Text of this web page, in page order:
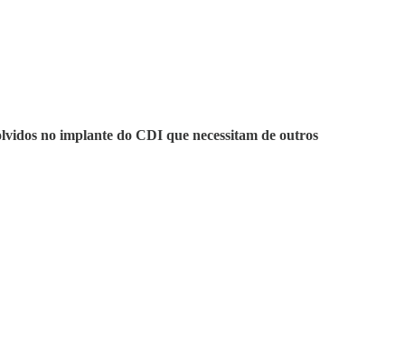
no implante do CDI que necessitam de outros